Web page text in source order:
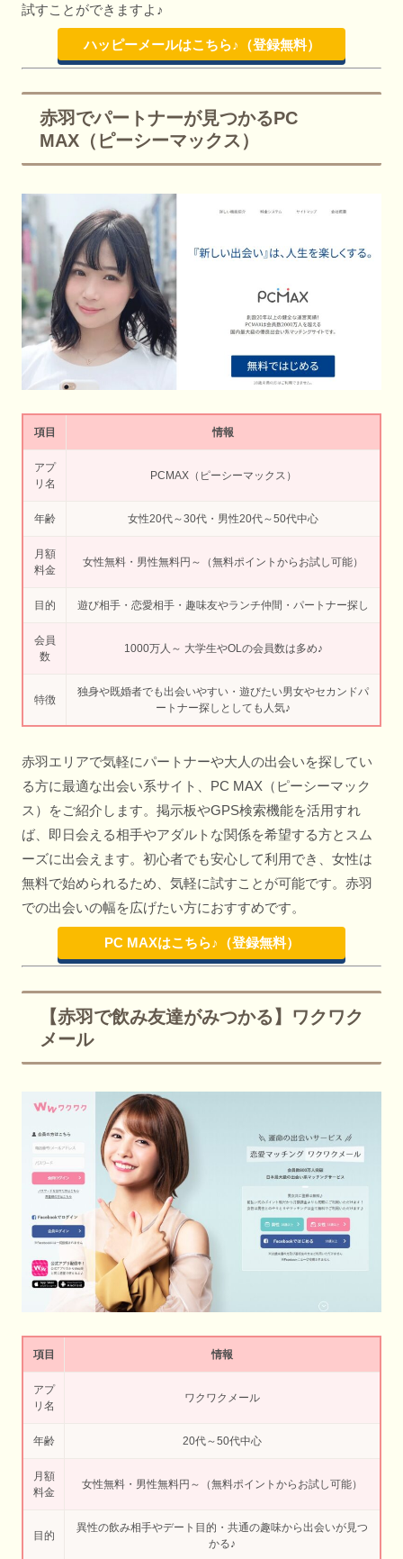
試すことができますよ♪
ハッピーメールはこちら♪（登録無料）
赤羽でパートナーが見つかるPC
MAX（ピーシーマックス）
項目 情報
アプ
リ名
PCMAX（ピーシーマックス）
年齢 女性20代～30代・男性20代～50代中心
月額
料金
女性無料・男性無料円～（無料ポイントからお試し可能）
目的 遊び相手・恋愛相手・趣味友やランチ仲間・パートナー探し
会員
数
1000万人～ 大学生やOLの会員数は多め♪
特徴
独身や既婚者でも出会いやすい・遊びたい男女やセカンドパ
ートナー探しとしても人気♪
赤羽エリアで気軽にパートナーや大人の出会いを探してい
る方に最適な出会い系サイト、PC MAX（ピーシーマック
ス）をご紹介します。掲示板やGPS検索機能を活用すれ
ば、即日会える相手やアダルトな関係を希望する方とスム
ーズに出会えます。初心者でも安心して利用でき、女性は
無料で始められるため、気軽に試すことが可能です。赤羽
での出会いの幅を広げたい方におすすめです。
PC MAXはこちら♪（登録無料）
【赤羽で飲み友達がみつかる】ワクワク
メール
項目 情報
アプ
リ名
ワクワクメール
年齢 20代～50代中心
月額
料金
女性無料・男性無料円～（無料ポイントからお試し可能）
目的
異性の飲み相手やデート目的・共通の趣味から出会いが見つ
かる♪